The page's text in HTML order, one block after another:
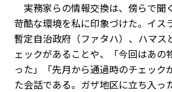
実務家らの情報交換は、傍らで聞
苛酷な環境を私に印象づけた。イス
暫定自治政府（ファタハ）、ハマス
ェックがあることや、「今回はあの
った」「先月から通過時のチェック
た会話である。ガザ地区に立ち入っ